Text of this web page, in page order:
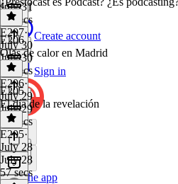
Create account
Sign in
Get the app
July 31
58 secs
E207·
July 30
July 30
59 secs
E206
Olas de calor en Madrid
E206·
July 29
July 29
59 secs
E205
El día de la revelación
E205·
July 28
July 28
57 secs